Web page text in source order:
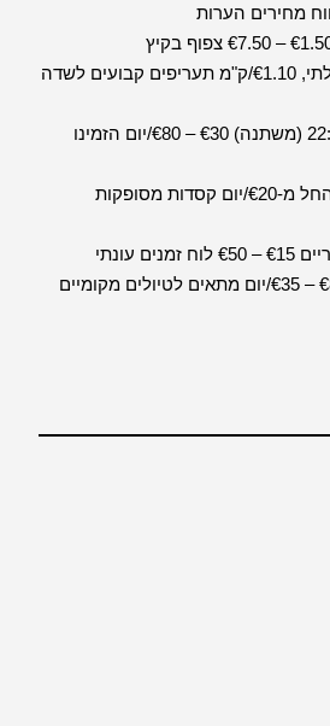
מחירים הערות
מונית 24/7 €3.50 התחלתי, €1.10/ק"מ תעריפים קבועים לשדה
השכרת רכב 8:00 ל-22:00 (משתנה) €30 – €80/יום הזמינו
קורקינט 8:00 ל-22:00 החל מ-€20/יום קסדות מסופקות
עונתי